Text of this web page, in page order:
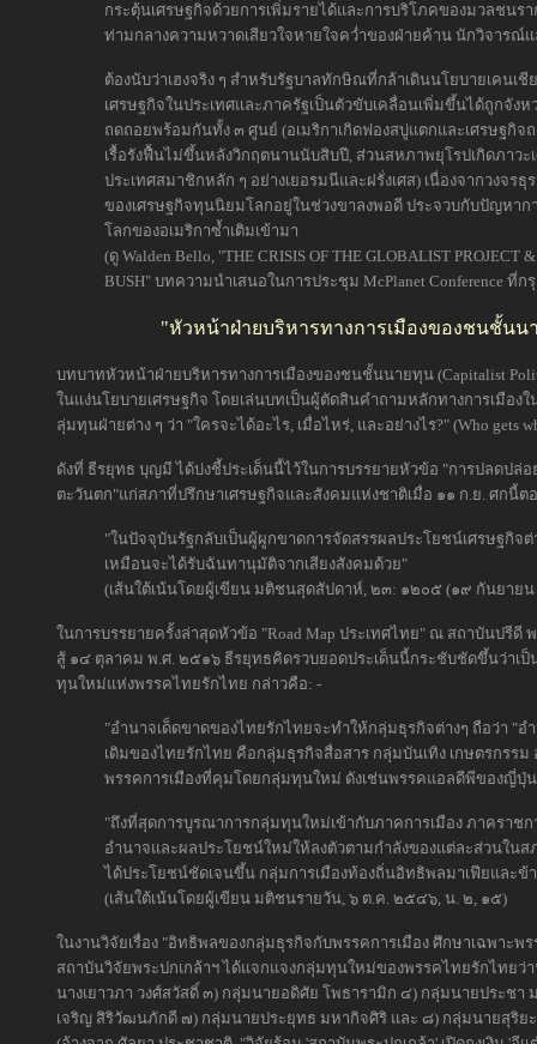
กระตุ้นเศรษฐกิจด้วยการเพิ่มรายได้และการบริโภคของมวลชน
ท่ามกลางความหวาดเสียวใจหายใจคว่ำของฝ่ายค้าน นักวิจารณ์
ต้องนับว่าเฮงจริง ๆ สำหรับรัฐบาลทักษิณที่กล้าเดินนโยบายเคน
เศรษฐกิจในประเทศและภาครัฐเป็นตัวขับเคลื่อนเพิ่มขึ้นได้ถูกจั
ถดถอยพร้อมกันทั้ง ๓ ศูนย์ (อเมริกาเกิดฟองสบู่แตกและเศรษฐกิ
เรื้อรังฟื้นไม่ขึ้นหลังวิกฤตนานนับสิบปี, ส่วนสหภาพยุโรปเกิดภาวะ
ประเทศสมาชิกหลัก ๆ อย่างเยอรมนีและฝรั่งเศส) เนื่องจากวงจ
ของเศรษฐกิจทุนนิยมโลกอยู่ในช่วงขาลงพอดี ประจวบกับปัญหาก
โลกของอเมริกาซ้ำเติมเข้ามา
(ดู Walden Bello, "THE CRISIS OF THE GLOBALIST PROJECT
BUSH" บทความนำเสนอในการประชุม McPlanet Conference ที่
"หัวหน้าฝ่ายบริหารทางการเมืองของชนชั้นนา
บทบาทหัวหน้าฝ่ายบริหารทางการเมืองของชนชั้นนายทุน (Capitalist
ในแง่นโยบายเศรษฐกิจ โดยเล่นบทเป็นผู้ตัดสินคำถามหลักทางการเมือง
ลุ่มทุนฝ่ายต่าง ๆ ว่า "ใครจะได้อะไร, เมื่อไหร่, และอย่างไร?" (Who gets
ดังที่ ธีรยุทธ บุญมี ได้บ่งชี้ประเด็นนี้ไว้ในการบรรยายหัวข้อ "การปลดปล่
ตะวันตก"แก่สภาที่ปรึกษาเศรษฐกิจและสังคมแห่งชาติเมื่อ ๑๑ ก.ย. ศกนี้ต
"ในปัจจุบันรัฐกลับเป็นผู้ผูกขาดการจัดสรรผลประโยชน์เศรษฐกิจต่
เหมือนจะได้รับฉันทานุมัติจากเสียงสังคมด้วย"
(เส้นใต้เน้นโดยผู้เขียน มติชนสุดสัปดาห์, ๒๓: ๑๒๐๕ (๑๙ กันยาย
ในการบรรยายครั้งล่าสุดหัวข้อ "Road Map ประเทศไทย" ณ สถาบันปรี
สู้ ๑๔ ตุลาคม พ.ศ. ๒๕๑๖ ธีรยุทธคิดรวบยอดประเด็นนี้กระชับชัดขึ้นว่าเ
ทุนใหม่แห่งพรรคไทยรักไทย กล่าวคือ: -
"อำนาจเด็ดขาดของไทยรักไทยจะทำให้กลุ่มธุรกิจต่างๆ ถือว่า "อ
เดิมของไทยรักไทย คือกลุ่มธุรกิจสื่อสาร กลุ่มบันเทิง เกษตรกรร
พรรคการเมืองที่คุมโดยกลุ่มทุนใหม่ ดังเช่นพรรคแอลดีพีของญี่ปุ่น
"ถึงที่สุดการบูรณาการกลุ่มทุนใหม่เข้ากับภาคการเมือง ภาคราชก
อำนาจและผลประโยชน์ใหม่ให้ลงตัวตามกำลังของแต่ละส่วนใน
ได้ประโยชน์ชัดเจนขึ้น กลุ่มการเมืองท้องถิ่นอิทธิพลมาเฟียและข้
(เส้นใต้เน้นโดยผู้เขียน มติชนรายวัน, ๖ ต.ค. ๒๕๔๖, น. ๒, ๑๕)
ในงานวิจัยเรื่อง "อิทธิพลของกลุ่มธุรกิจกับพรรคการเมือง ศึกษาเฉพาะ
สถาบันวิจัยพระปกเกล้าฯ ได้แจกแจงกลุ่มทุนใหม่ของพรรคไทยรักไทย
นางเยาวภา วงศ์สวัสดิ์ ๓) กลุ่มนายอดิศัย โพธารามิก ๔) กลุ่มนายประช
เจริญ สิริวัฒนภักดี ๗) กลุ่มนายประยุทธ มหากิจศิริ และ ๘) กลุ่มนายสุริยะ